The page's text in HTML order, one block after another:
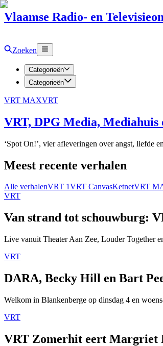
Vlaamse Radio- en
Zoeken
Categorieën
Categorieën
VRT MAXVRT
VRT, DPG Media, Mediahuis
‘Spot On!’, vier afleveringen over angst, liefde
Meest recente verhalen
Alle verhalenVRT 1VRT CanvasKetnetVRT
VRT
Van strand tot schouwburg:
Live vanuit Theater Aan Zee, Louder Together
VRT
DARA, Becky Hill en Bart
Welkom in Blankenberge op dinsdag 4 en
VRT
VRT Zomerhit eert Margriet